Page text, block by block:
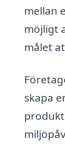
mellan
möjligt
målet
skapa